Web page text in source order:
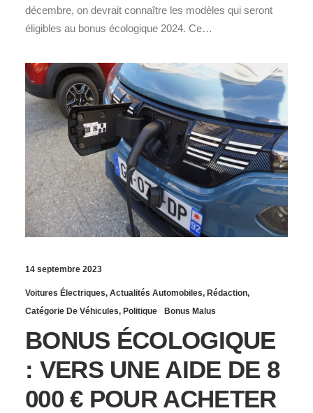
décembre, on devrait connaître les modèles qui seront
éligibles au bonus écologique 2024. Ce…
14 septembre 2023
Voitures Électriques, Actualités Automobiles, Rédaction,
Catégorie De Véhicules, Politique Bonus Malus
BONUS ÉCOLOGIQUE
: VERS UNE AIDE DE 8
000 € POUR ACHETER